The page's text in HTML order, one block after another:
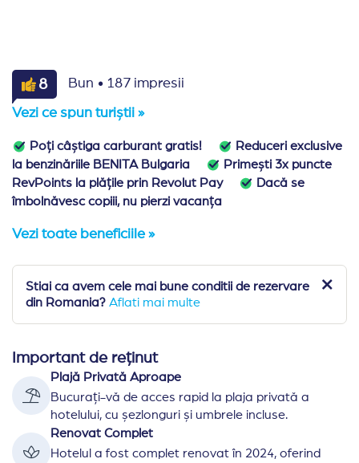
8 Bun · 187 impresii
Vezi ce spun turiștii »
Poți câștiga carburant gratis!
Reduceri exclusive
la benzinăriile BENITA Bulgaria
Primești 3x puncte
RevPoints la plățile prin Revolut Pay
Dacă se
îmbolnăvesc copiii, nu pierzi vacanța
Vezi toate beneficiile »
Stiai ca avem cele mai bune conditii de rezervare
din Romania? Aflati mai multe
Important de reținut
Plajă Privată Aproape
Bucurați-vă de acces rapid la plaja privată a
hotelului, cu șezlonguri și umbrele incluse.
Renovat Complet
Hotelul a fost complet renovat în 2024, oferind